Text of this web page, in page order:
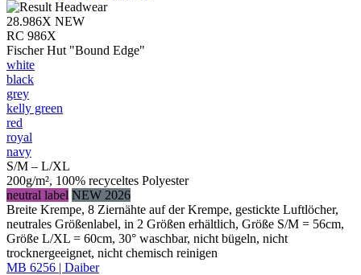
28.986X NEW
RC 986X
Fischer Hut "Bound Edge"
white
black
grey
kelly green
red
royal
navy
S/M – L/XL
200g/m², 100% recyceltes Polyester
neutral label NEW 2026
Breite Krempe, 8 Ziernähte auf der Krempe, gestickte Luftlöcher,
neutrales Größenlabel, in 2 Größen erhältlich, Größe S/M = 56cm,
Größe L/XL = 60cm, 30° waschbar, nicht bügeln, nicht
trocknergeeignet, nicht chemisch reinigen
MB 6256 | Daiber